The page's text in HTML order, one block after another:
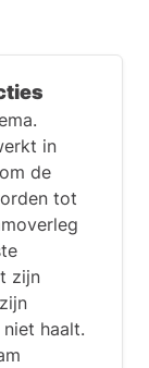
in
de
tot
zijn
haalt.